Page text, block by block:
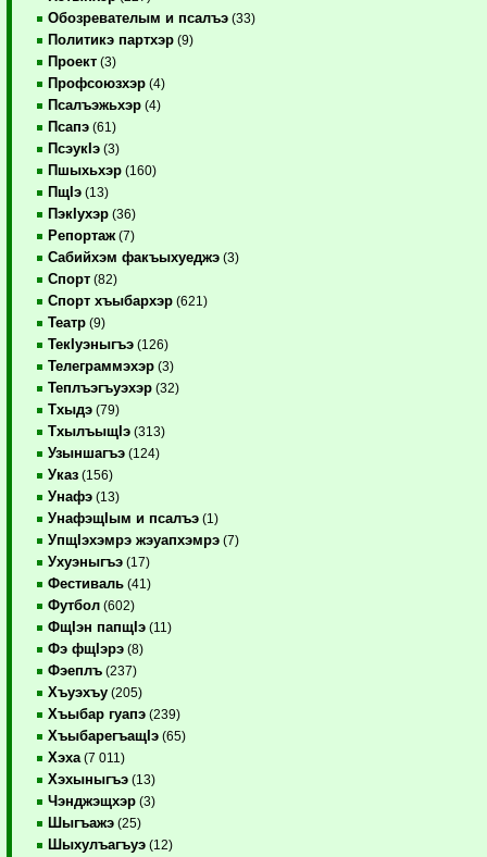
Обозревателым и псалъэ (33)
Политикэ партхэр (9)
Проект (3)
Профсоюзхэр (4)
Псалъэжьхэр (4)
Псапэ (61)
ПсэукIэ (3)
Пшыхьхэр (160)
ПщIэ (13)
ПэкIухэр (36)
Репортаж (7)
Сабийхэм факъыхуеджэ (3)
Спорт (82)
Спорт хъыбархэр (621)
Театр (9)
ТекIуэныгъэ (126)
Телеграммэхэр (3)
Теплъэгъуэхэр (32)
Тхыдэ (79)
ТхылъыщIэ (313)
Узыншагъэ (124)
Указ (156)
Унафэ (13)
УнафэщIым и псалъэ (1)
УпщIэхэмрэ жэуапхэмрэ (7)
Ухуэныгъэ (17)
Фестиваль (41)
Футбол (602)
ФщIэн папщIэ (11)
Фэ фщIэрэ (8)
Фэеплъ (237)
Хъуэхъу (205)
Хъыбар гуапэ (239)
ХъыбарегъащIэ (65)
Хэха (7 011)
Хэхыныгъэ (13)
Чэнджэщхэр (3)
Шыгъажэ (25)
Шыхулъагъуэ (12)